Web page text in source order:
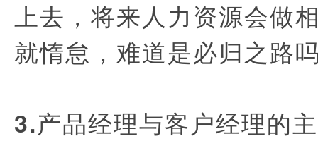
上去，将来人力资源会做
就惰怠，难道是必归之路
3.产品经理与客户经理的